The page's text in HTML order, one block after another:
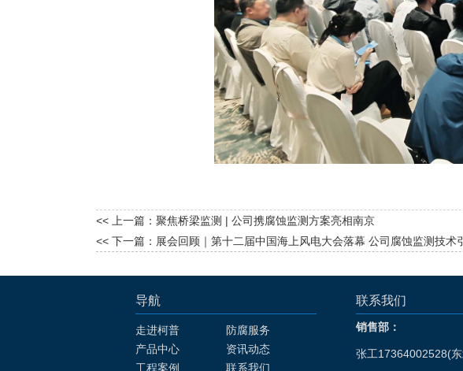
<< 上一篇： 聚焦桥梁监测 | 公司携腐蚀监测方案亮相南京
<< 下一篇： 展会回顾｜第十二届中国海上风电大会落幕 公司腐蚀监测技术
导航
走进柯普
产品中心
工程案例
防腐服务
资讯动态
联系我们
联系我们
销售部：
张工17364002528(